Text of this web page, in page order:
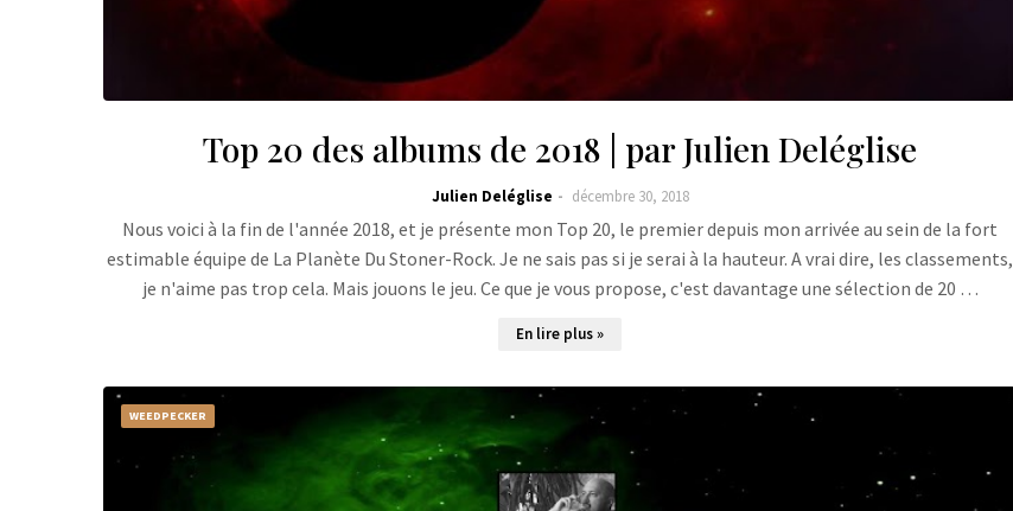
Top 20 des albums de 2018 | par Julien Deléglise
Julien Deléglise décembre 30, 2018
Nous voici à la fin de l'année 2018, et je présente mon Top 20, le premier depuis mon arrivée au sein de la fort
estimable équipe de La Planète Du Stoner-Rock. Je ne sais pas si je serai à la hauteur. A vrai dire, les classements,
je n'aime pas trop cela. Mais jouons le jeu. Ce que je vous propose, c'est davantage une sélection de 20 …
En lire plus »
WEEDPECKER